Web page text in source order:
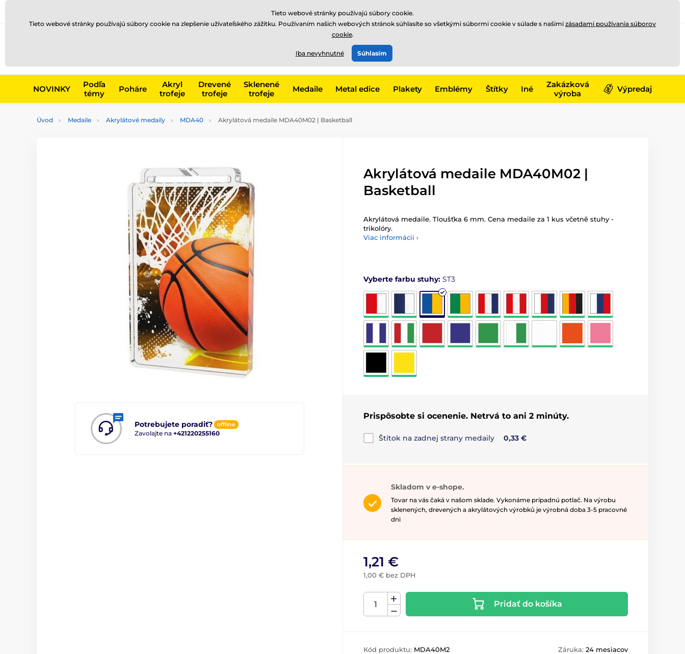
EUR
+421220255160
NOVINKY
Podľa
témy
Poháre
Akryl
trofeje
Drevené
trofeje
Sklenené
trofeje
Medaile Metal edice Plakety Emblémy Štítky Iné
Zakázková
výroba
Výpredaj
Úvod Medaile Akrylátové medaily MDA40 Akrylátová medaile MDA40M02 | Basketball
Potrebujete poradiť? offline
Zavolajte na +421220255160
Akrylátová medaile MDA40M02 |
Basketball
Akrylátová medaile. Tloušťka 6 mm. Cena medaile za 1 kus včetně stuhy -
trikolóry.
Viac informácií ›
Vyberte farbu stuhy: ST3
Prispôsobte si ocenenie. Netrvá to ani 2 minúty.
Štítok na zadnej strany medaily 0,33 €
Skladom v e-shope.
Tovar na vás čaká v našom sklade. Vykonáme prípadnú potlač. Na výrobu
sklenených, drevených a akrylátových výrobků je výrobná doba 3-5 pracovné
dni
1,21 €
1,00 € bez DPH
Pridať do košíka
Kód produktu: MDA40M2 Záruka: 24 mesiacov
Tieto webové stránky používajú súbory cookie.
Tieto webové stránky používajú súbory cookie na zlepšenie užívateľského zážitku. Používaním našich webových stránok súhlasíte so všetkými súbormi cookie v súlade s našimi zásadami používania súborov
cookie.
Iba nevyhnutné Súhlasím